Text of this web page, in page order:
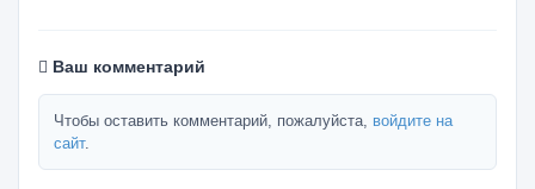
Ваш комментарий
Чтобы оставить комментарий, пожалуйста, войдите на
сайт.